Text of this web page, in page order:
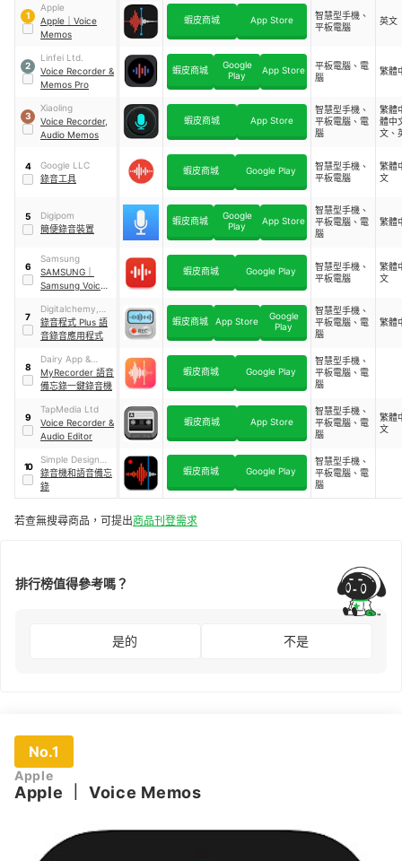
1
Apple
Apple
Voice
Memos
蝦皮商城 App Store
智慧型手機、
平板電腦
英文
2
Linfei Ltd.
Voice Recorder &
Memos Pro
蝦皮商城
Google
Play
App Store
平板電腦、電
腦
繁體
3
Xiaoling
Voice Recorder,
Audio Memos
蝦皮商城 App Store
智慧型手機、
平板電腦、電
腦
繁體
體中
文、
4
Google LLC
錄音工具
蝦皮商城 Google Play
智慧型手機、
平板電腦
繁體
文
5
Digipom
簡便錄音裝置
蝦皮商城
Google
Play
App Store
智慧型手機、
平板電腦、電
腦
繁體
6
Samsung
SAMSUNG
Samsung Voice
蝦皮商城 Google Play
智慧型手機、
平板電腦
繁體
文
7
Digitalchemy,
LLC
錄音程式 Plus 語
音錄音應用程式
蝦皮商城 App Store
Google
Play
智慧型手機、
平板電腦、電
腦
繁體
8
Dairy App &
Notes & Audio
Editor & Voice
MyRecorder 語音
備忘錄一鍵錄音機
蝦皮商城 Google Play
智慧型手機、
平板電腦、電
腦
9
TapMedia Ltd
Voice Recorder &
Audio Editor
蝦皮商城 App Store
智慧型手機、
平板電腦、電
腦
繁體
文
10
Simple Design
Ltd.
錄音機和語音備忘
錄
蝦皮商城 Google Play
智慧型手機、
平板電腦、電
腦
若查無搜尋商品，可提出商品刊登需求
排行榜值得參考嗎？
是的 不是
No.1
Apple
Apple Voice Memos